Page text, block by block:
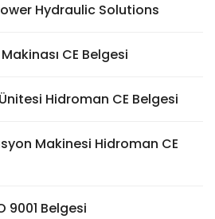
Hydraulic Solutions
CE Belgesi
Hidroman CE Belgesi
Makinesi Hidroman CE
9001 Belgesi